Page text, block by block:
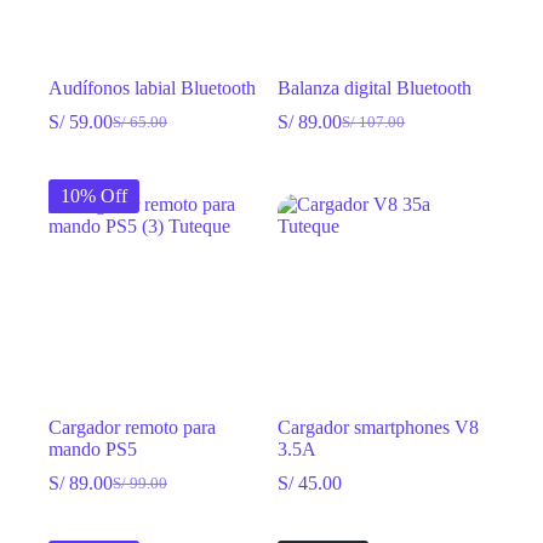
Audífonos labial Bluetooth
S/65.00
El
original
era:
S/ 65.00.
S/59.00El
actual
es:
S/ 59.00.
Balanza digital Bluetooth
S/107.00
El
era:
S/89.00El
es:
10% Off
Cargador remoto para
mando PS5
S/99.00
El
original
S/89.00El
actual
Cargador smartphones V8
3.5A
S/45.00